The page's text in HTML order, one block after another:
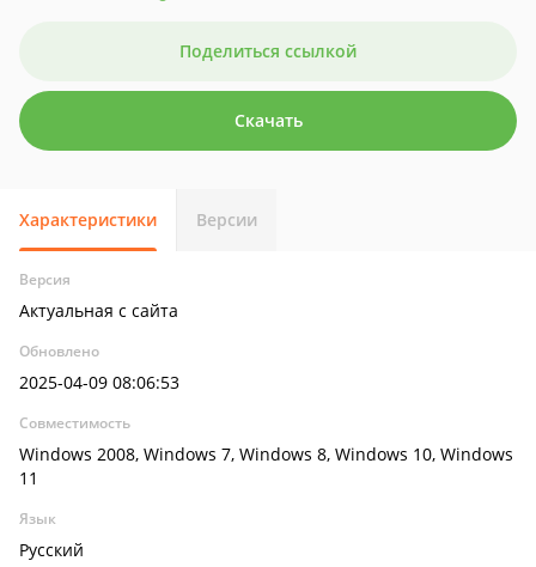
Поделиться ссылкой
Скачать
Характеристики Версии
Версия
Актуальная с сайта
Обновлено
2025-04-09 08:06:53
Совместимость
Windows 2008, Windows 7, Windows 8, Windows 10, Windows
11
Язык
Русский